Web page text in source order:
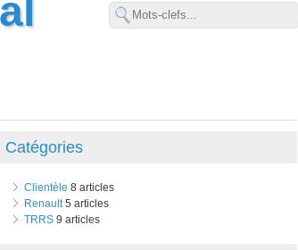
Catégories
Clientèle 8 articles
Renault5 articles
TRRS9 articles